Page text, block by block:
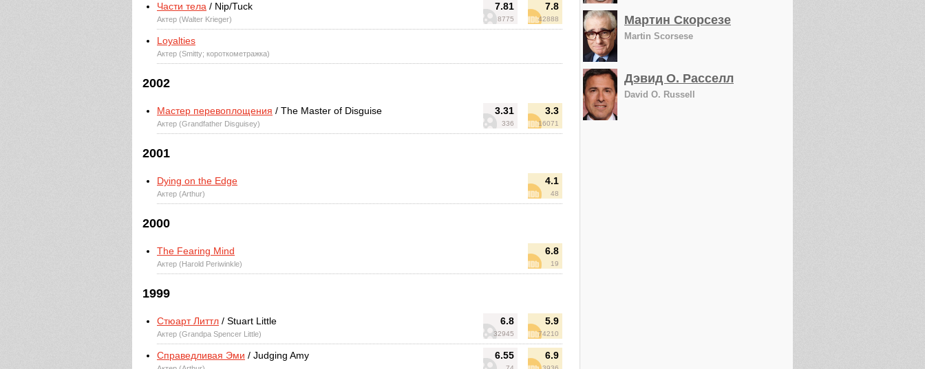
7.81
8775
7.8
42888
Части тела / Nip/Tuck
Актер (Walter Krieger)
Loyalties
Актер (Smitty; короткометражка)
2002
3.31
336
3.3
16071
Мастер перевоплощения / The Master of Disguise
Актер (Grandfather Disguisey)
2001
4.1
48
Dying on the Edge
Актер (Arthur)
2000
6.8
19
The Fearing Mind
Актер (Harold Periwinkle)
1999
6.8
32945
5.9
74210
Стюарт Литтл / Stuart Little
Актер (Grandpa Spencer Little)
6.55 6.9
Справедливая Эми / Judging Amy
Мартин Скорсезе
Martin Scorsese
Дэвид О. Расселл
David O. Russell